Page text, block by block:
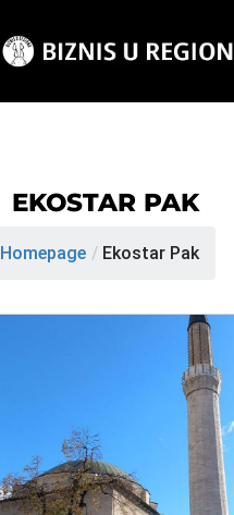
EKOSTAR PAK
Homepage / Ekostar Pak